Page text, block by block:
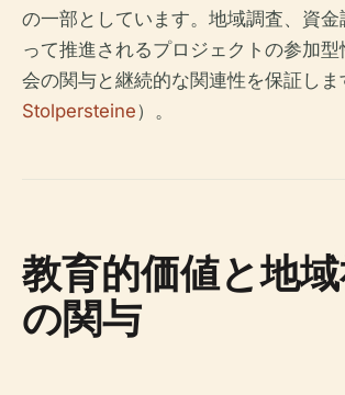
の一部としています。地域調査、資金
って推進されるプロジェクトの参加
会の関与と継続的な関連性を保証しま
Stolpersteine）。
教育的価値と地
の関与